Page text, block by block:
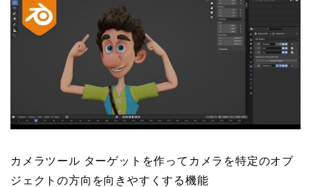
カメラツール ターゲットを作ってカメラを特定のオブ
ジェクトの方向を向きやすくする機能